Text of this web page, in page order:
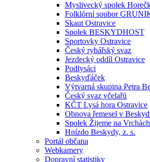
Myslivecký spolek
Folklórní soubor
Skaut Ostravice
Spolek BESKYDHOST
Sportovky Ostravice
Český rybářský svaz
Jezdecký oddíl Ostravice
Podlysáci
Beskyďáček
Výtvarná skupina Petra
Český svaz včelařů
KČT Lysá hora Ostravice
Obnova řemesel v
Spolek Žijeme na Vrchách
Hnízdo Beskydy, z. s.
Portál občana
Webkamery
Dopravní statistiky